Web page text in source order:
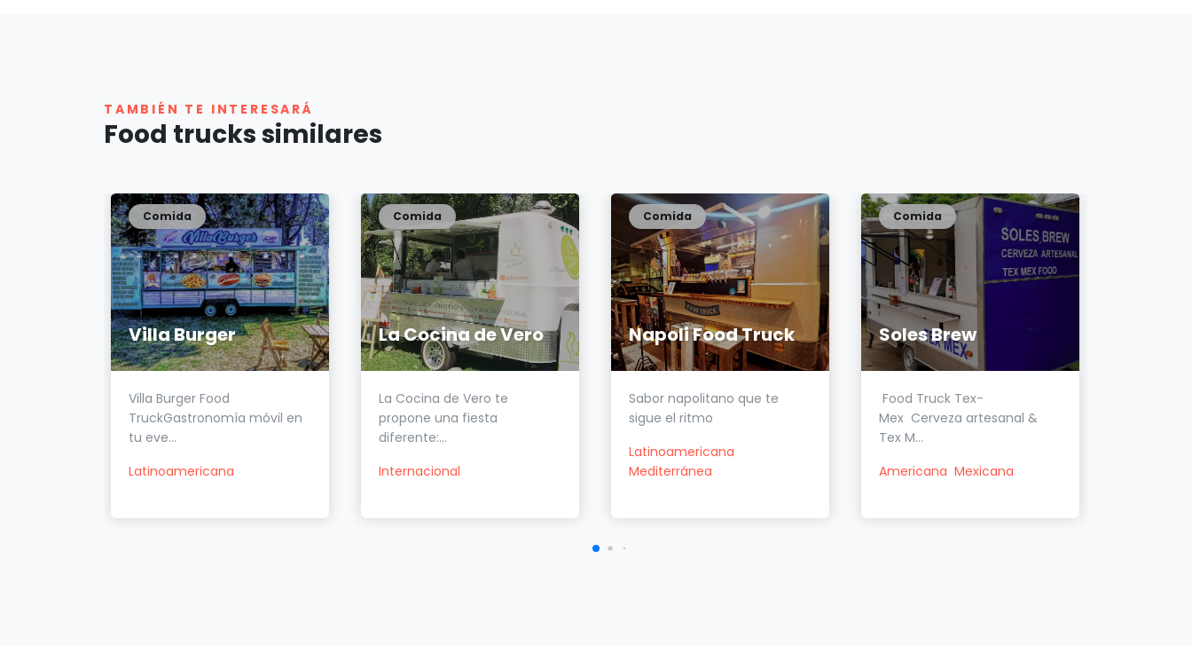
TAMBIÉN TE INTERESARÁ
Food trucks similares
Villa Burger
Comida
Villa Burger Food
TruckGastronomía móvil en
tu eve...
Latinoamericana
La Cocina de Vero
Comida
La Cocina de Vero te
propone una fiesta
diferente:...
Internacional
Napoli Food Truck
Comida
Sabor napolitano que te
sigue el ritmo
Latinoamericana
Mediterránea
Soles Brew
Comida
Food Truck Tex-
Mex Cerveza artesanal &
Tex M...
Americana Mexicana